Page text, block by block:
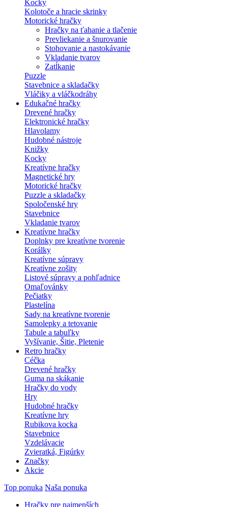
Kocky
Kolotoče a hracie skrinky
Motorické hračky
Hračky na ťahanie a tlačenie
Prevliekanie a šnurovanie
Stohovanie a nastokávanie
Vkladanie tvarov
Zatĺkanie
Puzzle
Stavebnice a skladačky
Vláčiky a vláčkodráhy
Edukačné hračky
Drevené hračky
Elektronické hračky
Hlavolamy
Hudobné nástroje
Knižky
Kocky
Kreatívne hračky
Magnetické hry
Motorické hračky
Puzzle a skladačky
Spoločenské hry
Stavebnice
Vkladanie tvarov
Kreatívne hračky
Doplnky pre kreatívne tvorenie
Korálky
Kreatívne súpravy
Kreatívne zošity
Listové súpravy a pohľadnice
Omaľovánky
Pečiatky
Plastelína
Sady na kreatívne tvorenie
Samolepky a tetovanie
Tabule a tabuľky
Vyšívanie, Šitie, Pletenie
Retro hračky
Céčka
Drevené hračky
Guma na skákanie
Hračky do vody
Hry
Hudobné hračky
Kreatívne hry
Rubikova kocka
Stavebnice
Vzdelávacie
Zvieratká, Figúrky
Značky
Akcie
Top ponuka Naša ponuka
Hračky pre najmenších